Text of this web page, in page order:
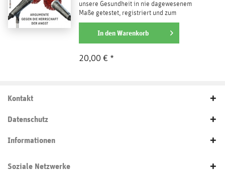
unsere Gesundheit in nie dagewesenem
Maße getestet, registriert und zum
Gradmesser für...
weiterlesen
In denWarenkorb
20,00 € *
Kontakt
Datenschutz
Informationen
Soziale Netzwerke